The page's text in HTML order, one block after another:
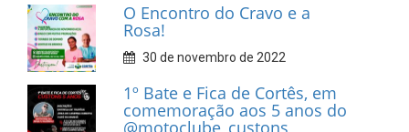
O Encontro do Cravo e a
Rosa!
30 de novembro de 2022
1º Bate e Fica de Cortês, em
comemoração aos 5 anos do
@motoclube_custons